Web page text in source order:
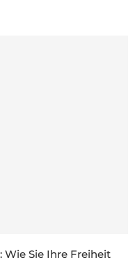
Sie Ihre Freiheit